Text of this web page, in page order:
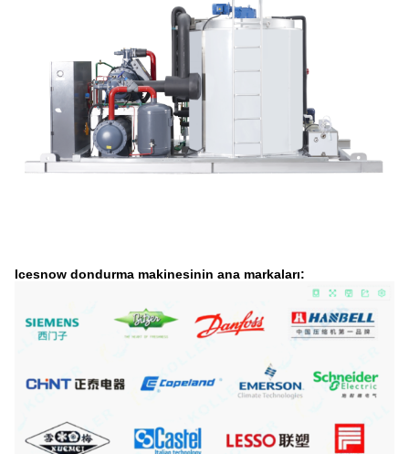
Icesnow dondurma makinesinin ana markaları: